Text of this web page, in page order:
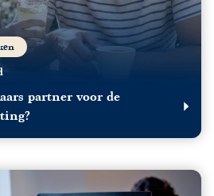
partner voor de